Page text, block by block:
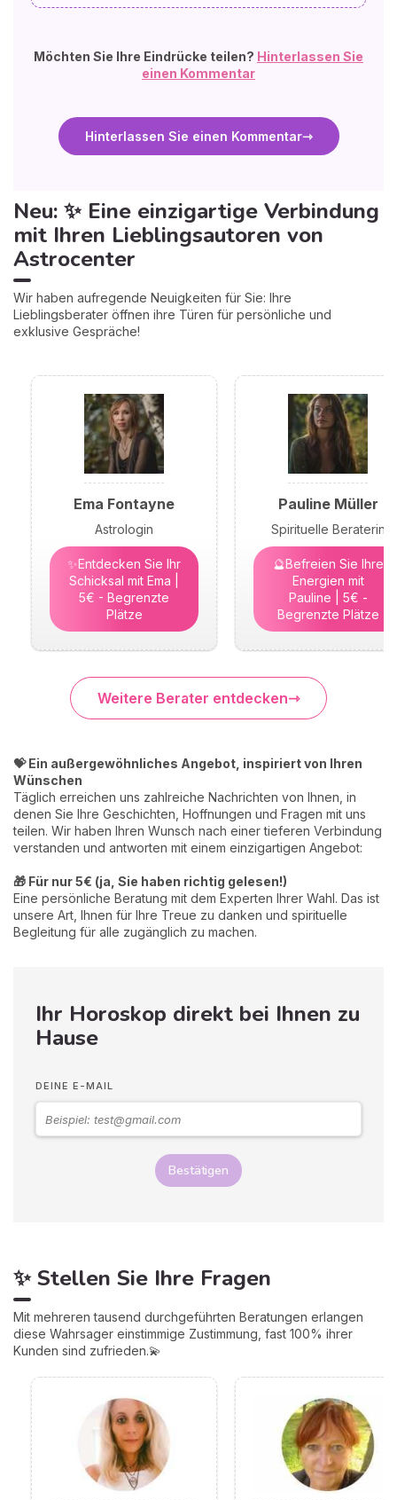
Möchten Sie Ihre Eindrücke teilen? Hinterlassen Sie
einen Kommentar
Hinterlassen Sie einen Kommentar
Neu: ✨ Eine einzigartige Verbindung
mit Ihren Lieblingsautoren von
Astrocenter
Wir haben aufregende Neuigkeiten für Sie: Ihre
Lieblingsberater öffnen ihre Türen für persönliche und
exklusive Gespräche!
Ema Fontayne
Astrologin
✨Entdecken Sie Ihr
Schicksal mit Ema |
5€ - Begrenzte
Plätze
Pauline Müller
Spirituelle Beraterin
🔮Befreien Sie Ihre
Energien mit
Pauline | 5€ -
Begrenzte Plätze
Weitere Berater entdecken
💝 Ein außergewöhnliches Angebot, inspiriert von Ihren
Wünschen
Täglich erreichen uns zahlreiche Nachrichten von Ihnen, in
denen Sie Ihre Geschichten, Hoffnungen und Fragen mit uns
teilen. Wir haben Ihren Wunsch nach einer tieferen Verbindung
verstanden und antworten mit einem einzigartigen Angebot:
🎁 Für nur 5€ (ja, Sie haben richtig gelesen!)
Eine persönliche Beratung mit dem Experten Ihrer Wahl. Das ist
unsere Art, Ihnen für Ihre Treue zu danken und spirituelle
Begleitung für alle zugänglich zu machen.
Ihr Horoskop direkt bei Ihnen zu
Hause
DEINE E-MAIL
Bestätigen
✨ Stellen Sie Ihre Fragen
Mit mehreren tausend durchgeführten Beratungen erlangen
diese Wahrsager einstimmige Zustimmung, fast 100% ihrer
Kunden sind zufrieden.💫